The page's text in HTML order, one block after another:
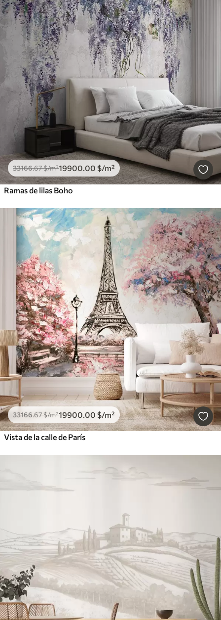
33166.67$/m²19900.00 $/m²
Ramas de lilas Boho
33166.67$/m²19900.00 $/m²
Vista de la calle de París